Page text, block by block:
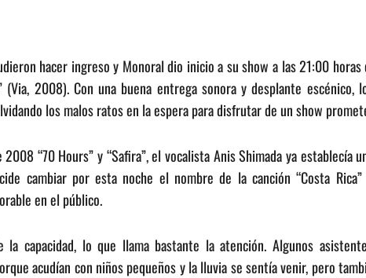
hacer ingreso y Monoral dio inicio a su show a las 21:00 horas
(Via, 2008). Con una buena entrega sonora y desplante escénico,
los malos ratos en la espera para disfrutar de un show
“70 Hours” y “Safira”, el vocalista Anis Shimada ya establecía
cambiar por esta noche el nombre de la canción “Costa
en el público.
la capacidad, lo que llama bastante la atención. Algunos
acudían con niños pequeños y la lluvia se sentía venir, pero